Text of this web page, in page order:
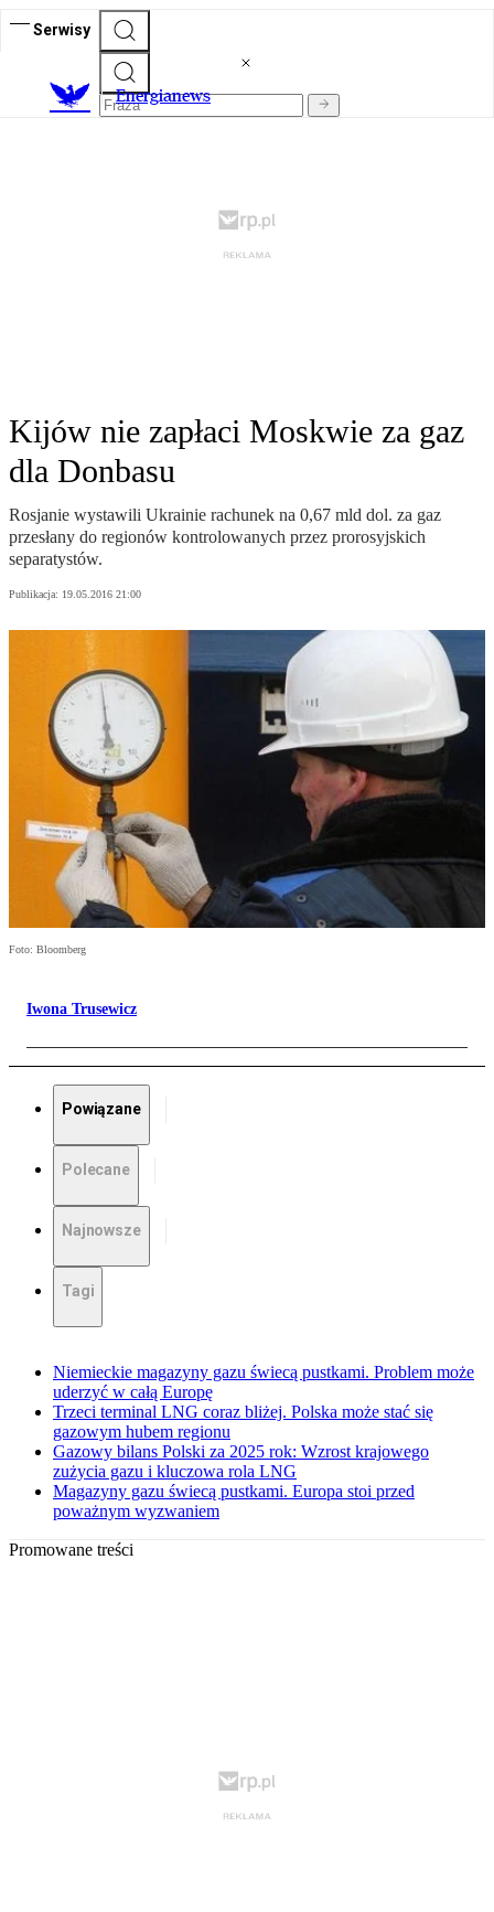
Serwisy
Energianews
Kijów nie zapłaci Moskwie za gaz
dla Donbasu
Rosjanie wystawili Ukrainie rachunek na 0,67 mld dol. za gaz
przesłany do regionów kontrolowanych przez prorosyjskich
separatystów.
Publikacja: 19.05.2016 21:00
Foto: Bloomberg
Iwona Trusewicz
Powiązane
Polecane
Najnowsze
Tagi
Niemieckie magazyny gazu świecą pustkami. Problem może
uderzyć w całą Europę
Trzeci terminal LNG coraz bliżej. Polska może stać się
gazowym hubem regionu
Gazowy bilans Polski za 2025 rok: Wzrost krajowego
zużycia gazu i kluczowa rola LNG
Magazyny gazu świecą pustkami. Europa stoi przed
poważnym wyzwaniem
Promowane treści